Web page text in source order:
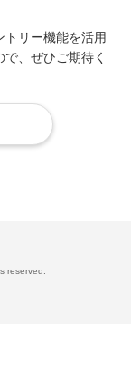
リー機能を活用
、ぜひご期待く
reserved.